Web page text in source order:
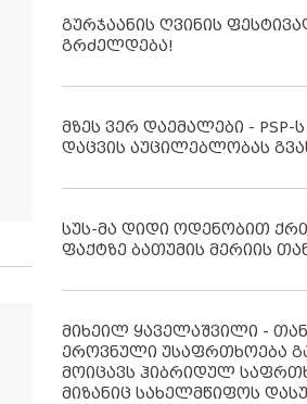
გურჯაანის ღვინის
გრძელდება!
მზეს ვერ დაემალები - PSP-
დაცვის აუცილებლობას
სუს-მა დიდი ოდენობით
ფაქტზე ბათუმის მერიის
მიხეილ ყაველაშვილი -
ეროვნული უსაფრთხოება
მოიცავს ჰიბრიდულ
მიზანიც სახელმწიფოს